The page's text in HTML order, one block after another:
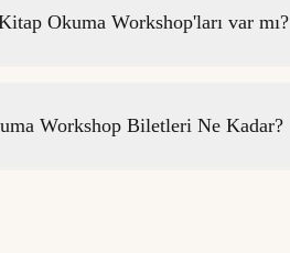
Okuma Workshop'ları var mı?
Workshop Biletleri Ne Kadar?